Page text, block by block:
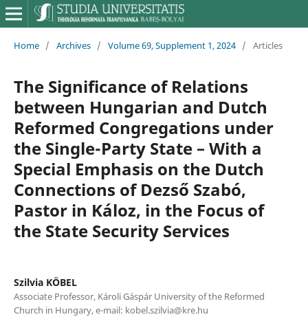
Home / Archives / Volume 69, Supplement 1, 2024 / Articles
The Significance of Relations
between Hungarian and Dutch
Reformed Congregations under
the Single-Party State – With a
Special Emphasis on the Dutch
Connections of Dezső Szabó,
Pastor in Káloz, in the Focus of
the State Security Services
Szilvia KÖBEL
Associate Professor, Károli Gáspár University of the Reformed
Church in Hungary, e-mail: kobel.szilvia@kre.hu